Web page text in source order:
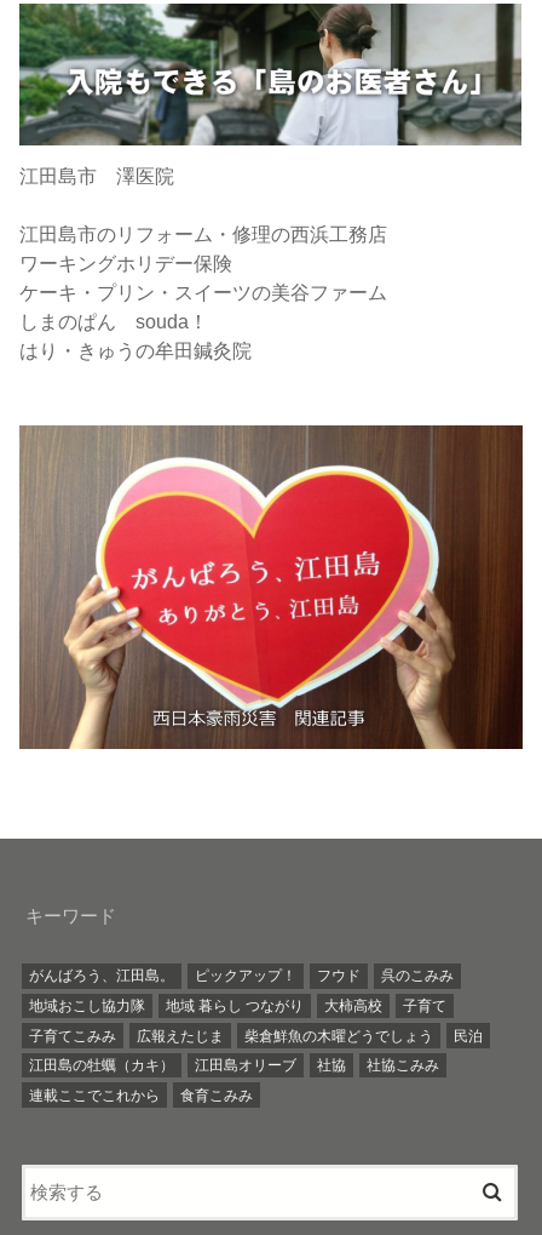
江田島市 澤医院
江田島市のリフォーム・修理の西浜工務店
ワーキングホリデー保険
ケーキ・プリン・スイーツの美谷ファーム
しまのぱん souda！
はり・きゅうの牟田鍼灸院
キーワード
がんばろう、江田島。 ピックアップ！ フウド
呉のこみみ
地域おこし協力隊
地域 暮らし つながり 大柿高校
子育て
子育てこみみ
広報えたじま 柴倉鮮魚の木曜どうでしょう
民泊
江田島の牡蠣（カキ）
江田島オリーブ 社協
社協こみみ
連載ここでこれから
食育こみみ